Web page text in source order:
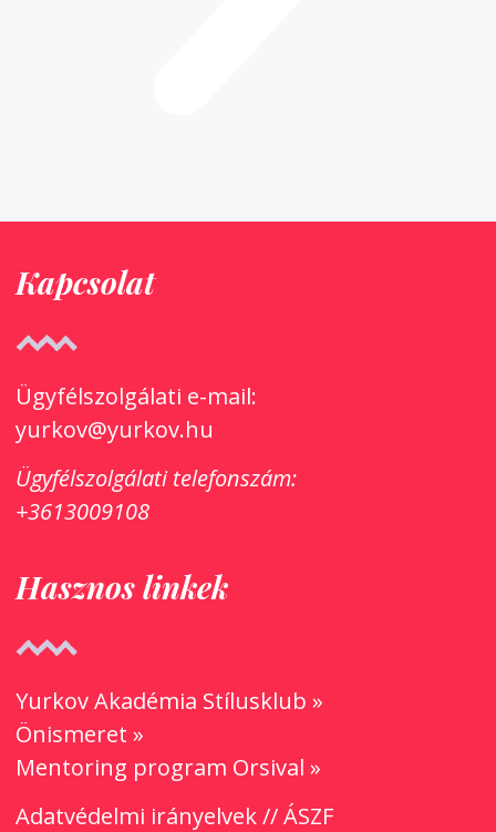
Kapcsolat
Ügyfélszolgálati e-mail:
yurkov@yurkov.hu
Ügyfélszolgálatitelefonszám:
+3613009108
Hasznos linkek
Yurkov Akadémia Stílusklub »
Önismeret »
Mentoring program Orsival »
Adatvédelmi irányelvek//ÁSZF